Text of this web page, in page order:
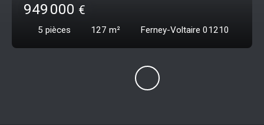
949 000 €
5 pièces 127 m² Ferney-Voltaire 01210